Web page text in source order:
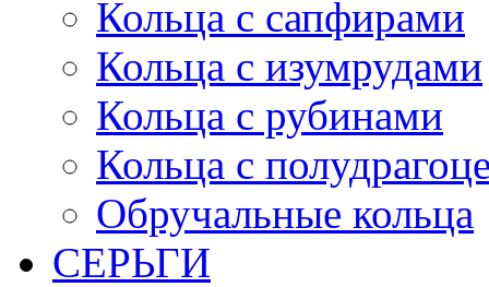
Кольца с сапфирами
Кольца с изумрудами
Кольца с рубинами
Кольца с
Обручальные кольца
СЕРЬГИ